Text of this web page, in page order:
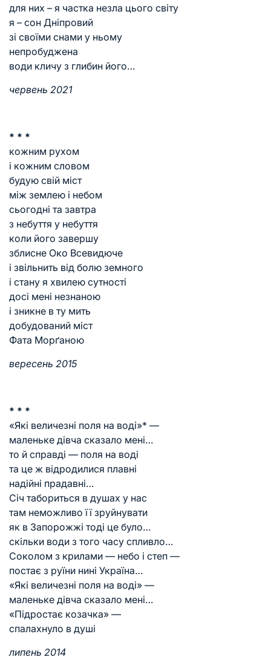
для них – я частка незла цього світу
я – сон Дніпровий
зі своїми снами у ньому
непробуджена
води кличу з глибин його…
червень 2021
* * *
кожним рухом
і кожним словом
будую свій міст
між землею і небом
сьогодні та завтра
з небуття у небуття
коли його завершу
зблисне Око Всевидюче
і звільнить від болю земного
і стану я хвилею сутності
досі мені незнаною
і зникне в ту мить
добудований міст
Фата Морґаною
вересень 2015
* * *
«Які величезні поля на воді»* —
маленьке дівча сказало мені…
то й справді — поля на воді
та це ж відродилися плавні
надійні прадавні…
Січ табориться в душах у нас
там неможливо її зруйнувати
як в Запорожжі тоді це було…
скільки води з того часу спливло…
Соколом з крилами — небо і степ —
постає з руїни нині Україна…
«Які величезні поля на воді» —
маленьке дівча сказало мені…
«Підростає козачка» —
спалахнуло в душі
липень 2014